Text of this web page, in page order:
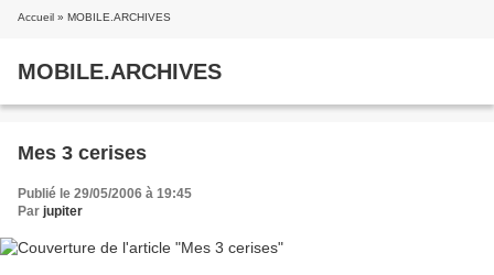
Accueil » MOBILE.ARCHIVES
MOBILE.ARCHIVES
Mes 3 cerises
Publié le 29/05/2006 à 19:45
Par jupiter